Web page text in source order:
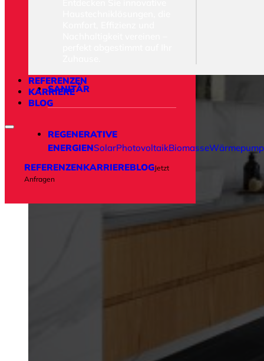
REFERENZEN
KARRIERE
BLOG
SANITÄR
REGENERATIVE
ENERGIENSolarPhotovoltaikBiomasse
REFERENZENKARRIEREBLOGJetzt
Anfragen